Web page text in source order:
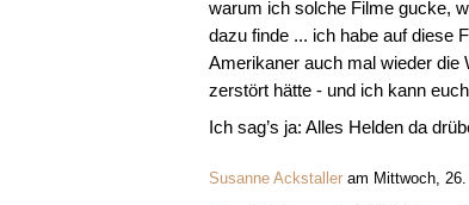
warum ich solche Filme gucke,
dazu finde ... ich habe auf diese
Amerikaner auch mal wieder die
zerstört hätte - und ich kann
Ich sag’s ja: Alles Helden da
Susanne Ackstalleram Mittwoch, 26.